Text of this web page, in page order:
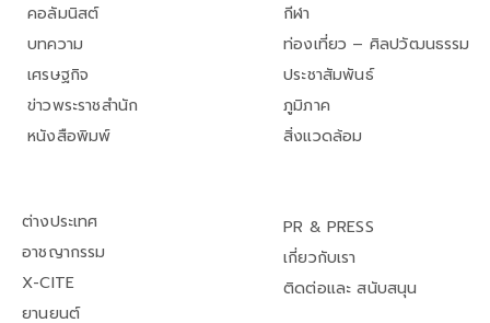
คอลัมนิสต์
บทความ
เศรษฐกิจ
ข่าวพระราชสำนัก
หนังสือพิมพ์
กีฬา
ท่องเที่ยว – ศิลปวัฒนธรรม
ประชาสัมพันธ์
ภูมิภาค
สิ่งแวดล้อม
ต่างประเทศ
อาชญากรรม
X-CITE
ยานยนต์
PR & PRESS
เกี่ยวกับเรา
ติดต่อและ สนับสนุน